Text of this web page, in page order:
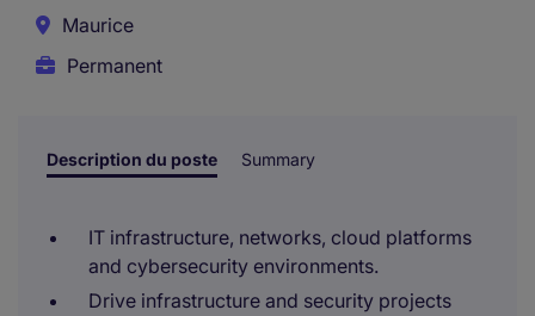
Maurice
Permanent
Description du poste Summary
IT infrastructure, networks, cloud platforms
and cybersecurity environments.
Drive infrastructure and security projects